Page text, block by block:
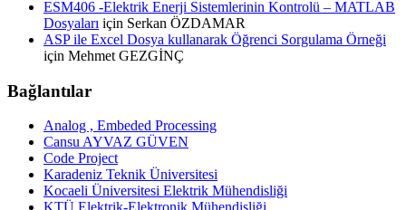
ESM406 -Elektrik Enerji Sistemlerinin Kontrolü – MATLAB
Dosyaları için Serkan ÖZDAMAR
ASP ile Excel Dosya kullanarak Öğrenci Sorgulama Örneği
için Mehmet GEZGİNÇ
Bağlantılar
Analog , Embeded Processing
Cansu AYVAZ GÜVEN
Code Project
Karadeniz Teknik Üniversitesi
Kocaeli Üniversitesi Elektrik Mühendisliği